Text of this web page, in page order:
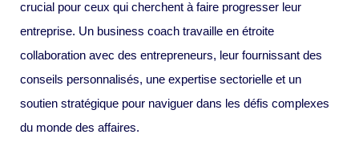
crucial pour ceux qui cherchent à faire progresser leur
entreprise. Un business coach travaille en étroite
collaboration avec des entrepreneurs, leur fournissant des
conseils personnalisés, une expertise sectorielle et un
soutien stratégique pour naviguer dans les défis complexes
du monde des affaires.